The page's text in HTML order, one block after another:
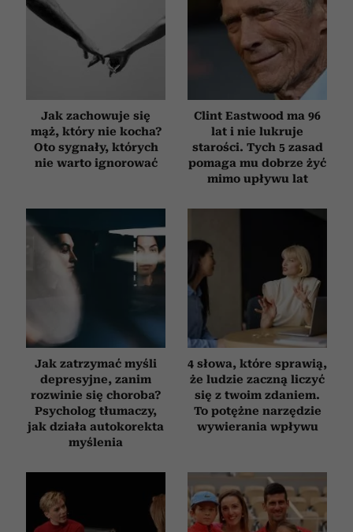
Jak zachowuje się
mąż, który nie kocha?
Oto sygnały, których
nie warto ignorować
Clint Eastwood ma 96
lat i nie lukruje
starości. Tych 5 zasad
pomaga mu dobrze żyć
mimo upływu lat
Jak zatrzymać myśli
depresyjne, zanim
rozwinie się choroba?
Psycholog tłumaczy,
jak działa autokorekta
myślenia
4 słowa, które sprawią,
że ludzie zaczną liczyć
się z twoim zdaniem.
To potężne narzędzie
wywierania wpływu